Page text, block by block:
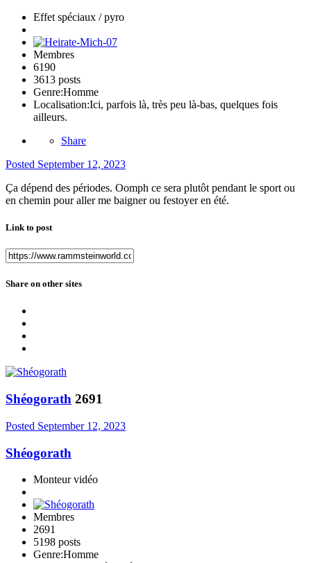
Effet spéciaux / pyro
Membres
6190
3613 posts
Genre:Homme
Localisation:Ici, parfois là, très peu là-bas, quelques fois
ailleurs.
Share
Posted September 12, 2023
Ça dépend des périodes. Oomph ce sera plutôt pendant le sport ou
en chemin pour aller me baigner ou festoyer en été.
Link to post
Share on other sites
Shéogorath 2691
Posted September 12, 2023
Shéogorath
Monteur vidéo
Membres
2691
5198 posts
Genre:Homme